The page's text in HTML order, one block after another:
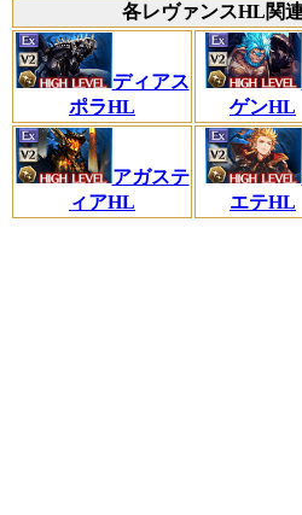
各レヴァンスHL関
ディアス
ポラHL
ゲンHL
アガステ
ィアHL
エテHL